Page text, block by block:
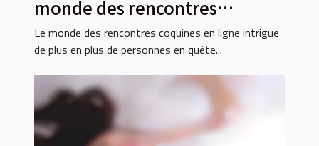
monde des rencontres
coquines en ligne ?
Le monde des rencontres coquines en ligne intrigue
de plus en plus de personnes en quête...